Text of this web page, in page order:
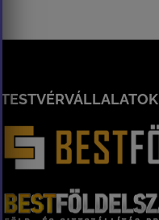
TESTVÉRVÁLLALATOK